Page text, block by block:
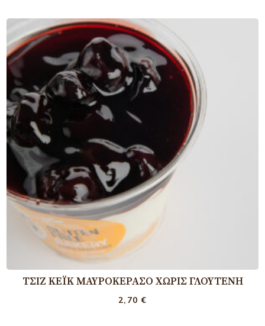
ΤΣΙΖ ΚΈΙΚ ΜΑΥΡΟΚΈΡΑΣΟ ΧΩΡΊΣ ΓΛΟΥΤΈΝΗ
2,70€